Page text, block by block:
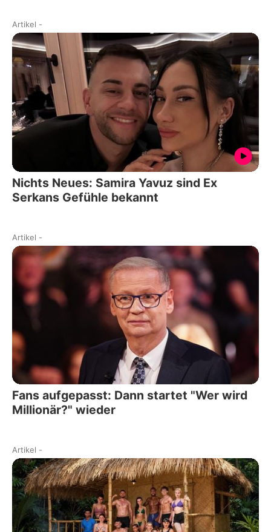
Artikel -
Nichts Neues: Samira Yavuz sind Ex
Serkans Gefühle bekannt
Artikel -
Fans aufgepasst: Dann startet "Wer wird
Millionär?" wieder
Artikel -